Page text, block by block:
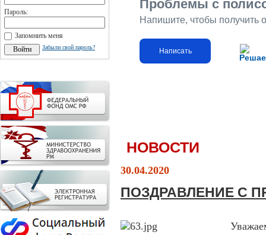
Пароль:
Запомнить меня
Забыли свой пароль?
Проблемы с
Напишите, чтобы получить
Написать
НОВОСТИ
30.04.2020
ПОЗДРАВЛЕНИЕ С